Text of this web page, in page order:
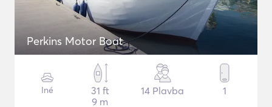
Perkins Motor Boat
Iné
31 ft
9 m
14 Plavba 1